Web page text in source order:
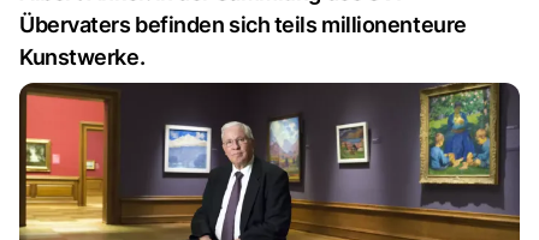
Übervaters befinden sich teils millionenteure
Kunstwerke.